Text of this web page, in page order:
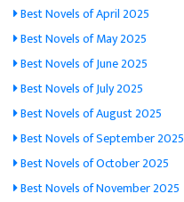
Best Novels of April 2025
Best Novels of May 2025
Best Novels of June 2025
Best Novels of July 2025
Best Novels of August 2025
Best Novels of September 2025
Best Novels of October 2025
Best Novels of November 2025